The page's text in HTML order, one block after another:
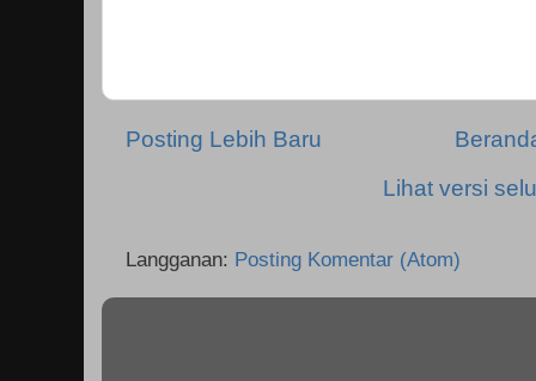
Posting Lebih Baru
Lihat versi
Langganan: Posting Komentar (Atom)